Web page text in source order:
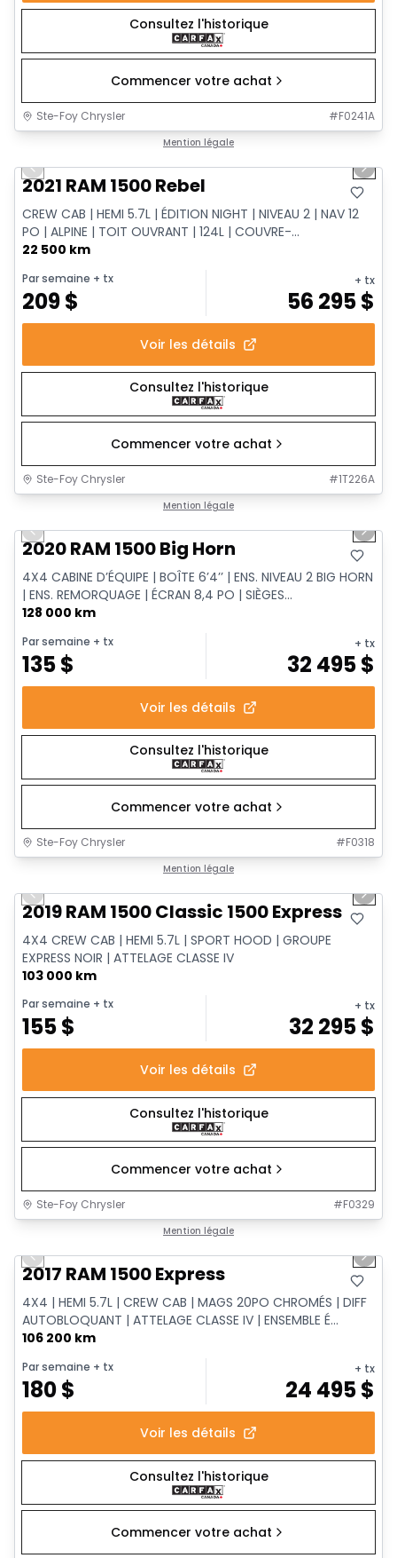
Consultez l'historique
Commencer votre achat
Ste-Foy Chrysler #F0241A
Mention légale
Previous slide Next
2021 RAM 1500 Rebel
CREW CAB | HEMI 5.7L | ÉDITION NIGHT | NIVEAU 2 | NAV 12
PO | ALPINE | TOIT OUVRANT | 124L | COUVRE-...
22 500 km
Par semaine + tx
209$
+ tx
56 295$
Voir les détails
Consultez l'historique
Commencer votre achat
Ste-Foy Chrysler #1T226A
Mention légale
Previous slide Next
2020 RAM 1500 Big Horn
4X4 CABINE D’ÉQUIPE | BOÎTE 6’4’’ | ENS. NIVEAU 2 BIG HORN
| ENS. REMORQUAGE | ÉCRAN 8,4 PO | SIÈGES...
128 000 km
Par semaine + tx
135$
+ tx
32 495$
Voir les détails
Consultez l'historique
Commencer votre achat
Ste-Foy Chrysler #F0318
Mention légale
Vidéo disponible
Previous slide Next
2019 RAM 1500 Classic 1500 Express
4X4 CREW CAB | HEMI 5.7L | SPORT HOOD | GROUPE
EXPRESS NOIR | ATTELAGE CLASSE IV
103 000 km
Par semaine + tx
155$
+ tx
32 295$
Voir les détails
Consultez l'historique
Commencer votre achat
Ste-Foy Chrysler #F0329
Mention légale
Vidéo disponible
Previous slide Next
2017 RAM 1500 Express
4X4 | HEMI 5.7L | CREW CAB | MAGS 20PO CHROMÉS | DIFF
AUTOBLOQUANT | ATTELAGE CLASSE IV | ENSEMBLE É...
106 200 km
Par semaine + tx
180$
+ tx
24 495$
Voir les détails
Consultez l'historique
Commencer votre achat